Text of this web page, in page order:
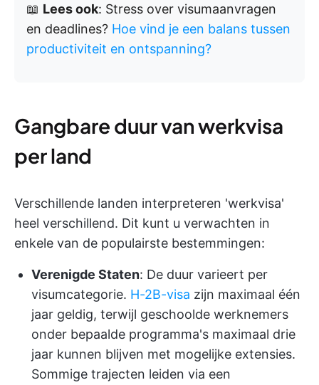
📖 Lees ook: Stress over visumaanvragen
en deadlines? Hoe vind je een balans tussen
productiviteit en ontspanning?
Gangbare duur van werkvisa
per land
Verschillende landen interpreteren 'werkvisa'
heel verschillend. Dit kunt u verwachten in
enkele van de populairste bestemmingen:
Verenigde Staten: De duur varieert per
visumcategorie. H-2B-visa zijn maximaal één
jaar geldig, terwijl geschoolde werknemers
onder bepaalde programma's maximaal drie
jaar kunnen blijven met mogelijke extensies.
Sommige trajecten leiden via een